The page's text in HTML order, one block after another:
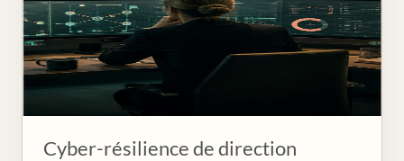
Cyber-résilience de direction